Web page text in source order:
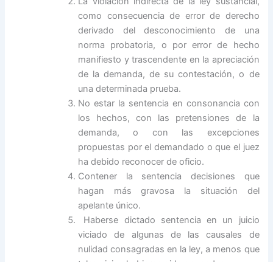
como consecuencia de error de derecho
derivado del desconocimiento de una
norma probatoria, o por error de hecho
manifiesto y trascendente en la apreciación
de la demanda, de su contestación, o de
una determinada prueba.
No estar la sentencia en consonancia con
los hechos, con las pretensiones de la
demanda, o con las excepciones
propuestas por el demandado o que el juez
ha debido reconocer de oficio.
Contener la sentencia decisiones que
hagan más gravosa la situación del
apelante único.
Haberse dictado sentencia en un juicio
viciado de algunas de las causales de
nulidad consagradas en la ley, a menos que